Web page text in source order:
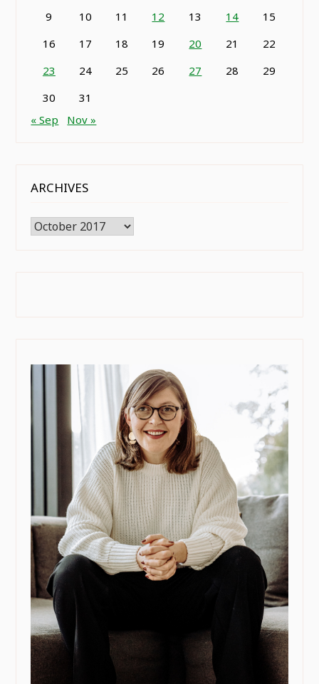
9
10 11 12 13 14
15
16
17 18 19 20 21
22
23
24 25 26 27 28
29
30
31
« Sep
Nov »
ARCHIVES
Archives